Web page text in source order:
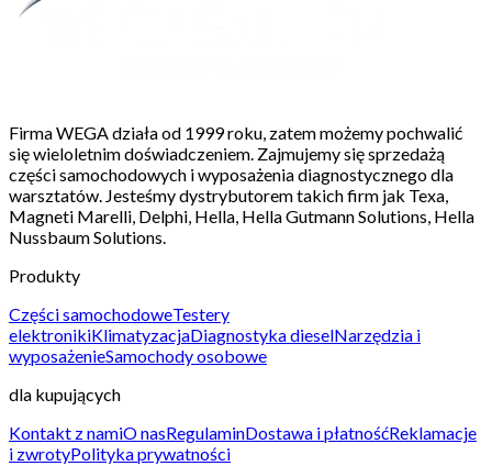
Firma WEGA działa od 1999 roku, zatem możemy pochwalić
się wieloletnim doświadczeniem. Zajmujemy się sprzedażą
części samochodowych i wyposażenia diagnostycznego dla
warsztatów. Jesteśmy dystrybutorem takich firm jak Texa,
Magneti Marelli, Delphi, Hella, Hella Gutmann Solutions, Hella
Nussbaum Solutions.
Produkty
Części samochodoweTestery
elektronikiKlimatyzacjaDiagnostyka dieselNarzędzia i
wyposażenieSamochody osobowe
dla kupujących
Kontakt z namiO nasRegulaminDostawa i płatnośćReklamacje
i zwrotyPolityka prywatności